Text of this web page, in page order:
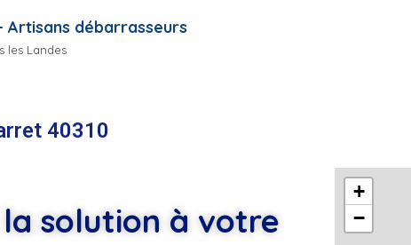
Artisans débarrasseurs
les Landes
40310
solution à votre
+
−